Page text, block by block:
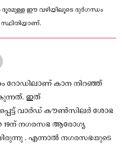
ദൂരമുള്ള ഈ വഴിയിലൂടെ ദുർഗന്ധം
സ്ഥിതിയാണ്.
റോഡിലാണ് കാന നിറഞ്ഞ്
ഇത്
വാർഡ് കൗൺസിലർ ശോഭ
19ന് നഗരസഭ ആരോഗ്യ
. എന്നാൽ നഗരസഭയുടെ